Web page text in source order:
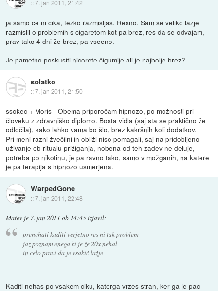
::7. jan 2011, 21:42
ja samo če ni čika, težko razmišljaš. Resno. Sam se veliko lažje
razmislil o problemih s cigaretom kot pa brez, res da se odvajam,
prav tako 4 dni že brez, pa vseeno.
Je pametno poskusiti nicorete čigumije ali je najbolje brez?
solatko
::7. jan 2011, 21:50
ssokec + Moris - Obema priporočam hipnozo, po možnosti pri
človeku z zdravniško diplomo. Bosta vidla (saj sta se praktično že
odločila), kako lahko vama bo šlo, brez kakršnih koli dodatkov.
Pri meni razni žvečilni in obliži niso pomagali, saj na pridobljeno
uživanje ob ritualu prižiganja, nobena od teh zadev ne deluje,
potreba po nikotinu, je pa ravno tako, samo v možganih, na katere
je pa terapija s hipnozo usmerjena.
WarpedGone
::7. jan 2011, 22:48
Matev je 7. jan 2011 ob 14:45izjavil:
prenehati kaditi verjetno res ni tak problem
jaz poznam enega ki je že 20x nehal
in celo pravi da je vsakič lažje
Kaditi nehas po vsakem ciku, katerga vrzes stran, ker ga je pac